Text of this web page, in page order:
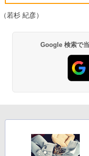
5
付
メ
新
￥
5
ン
￥
ま
1
ー
デ
40
￥
ET
￥
￥
ンガ
￥
（若杉 紀彦）
Google 検索で